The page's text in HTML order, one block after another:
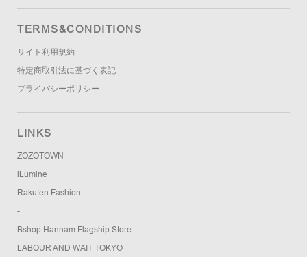
TERMS&CONDITIONS
サイト利用規約
特定商取引法に基づく表記
プライバシーポリシー
LINKS
ZOZOTOWN
iLumine
Rakuten Fashion
-
Bshop Hannam Flagship Store
LABOUR AND WAIT TOKYO